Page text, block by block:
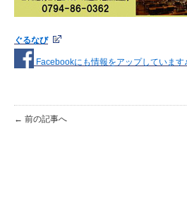
ぐるなび
Facebookにも情報をアップしていま
← 前の記事へ